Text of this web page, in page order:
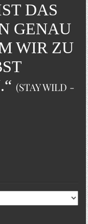
DAS
GENAU
WIR ZU
(STAY WILD -